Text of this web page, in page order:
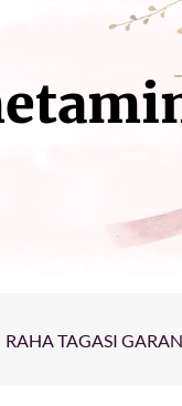
RAHA TAGASI